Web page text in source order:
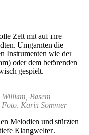
Zelt mit auf ihre
Umgarnten die
Instrumenten wie der
oder dem betörenden
gespielt.
William, Basem
Foto: Karin Sommer
Melodien und stürzten
Klangwelten.